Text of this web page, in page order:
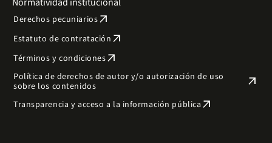
Derechos pecuniariosarrow_outward
Estatuto de contratación arrow_outward
Términos y condicionesarrow_outward
Política de derechos de autor y/o autorización de uso
sobre los contenidos
arrow_outward
Transparencia y acceso a la información pública arrow_outward